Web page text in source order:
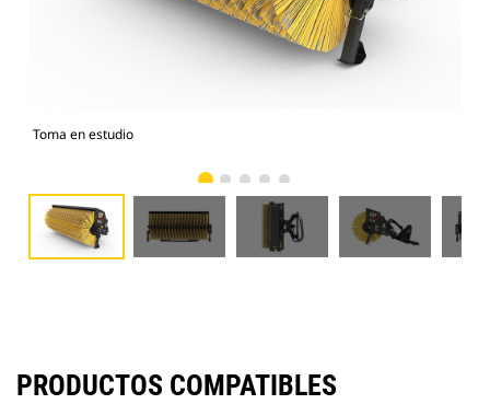
Toma en estudio
PRODUCTOS COMPATIBLES